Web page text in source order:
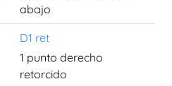
abajo
D1 ret
1 punto derecho
retorcido